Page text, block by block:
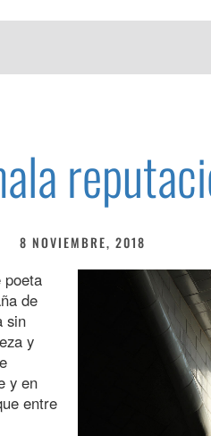
8 NOVIEMBRE, 2018
poeta
de
sin
y
y en
entre